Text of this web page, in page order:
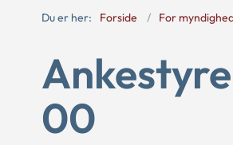
Du er her: Forside For
00